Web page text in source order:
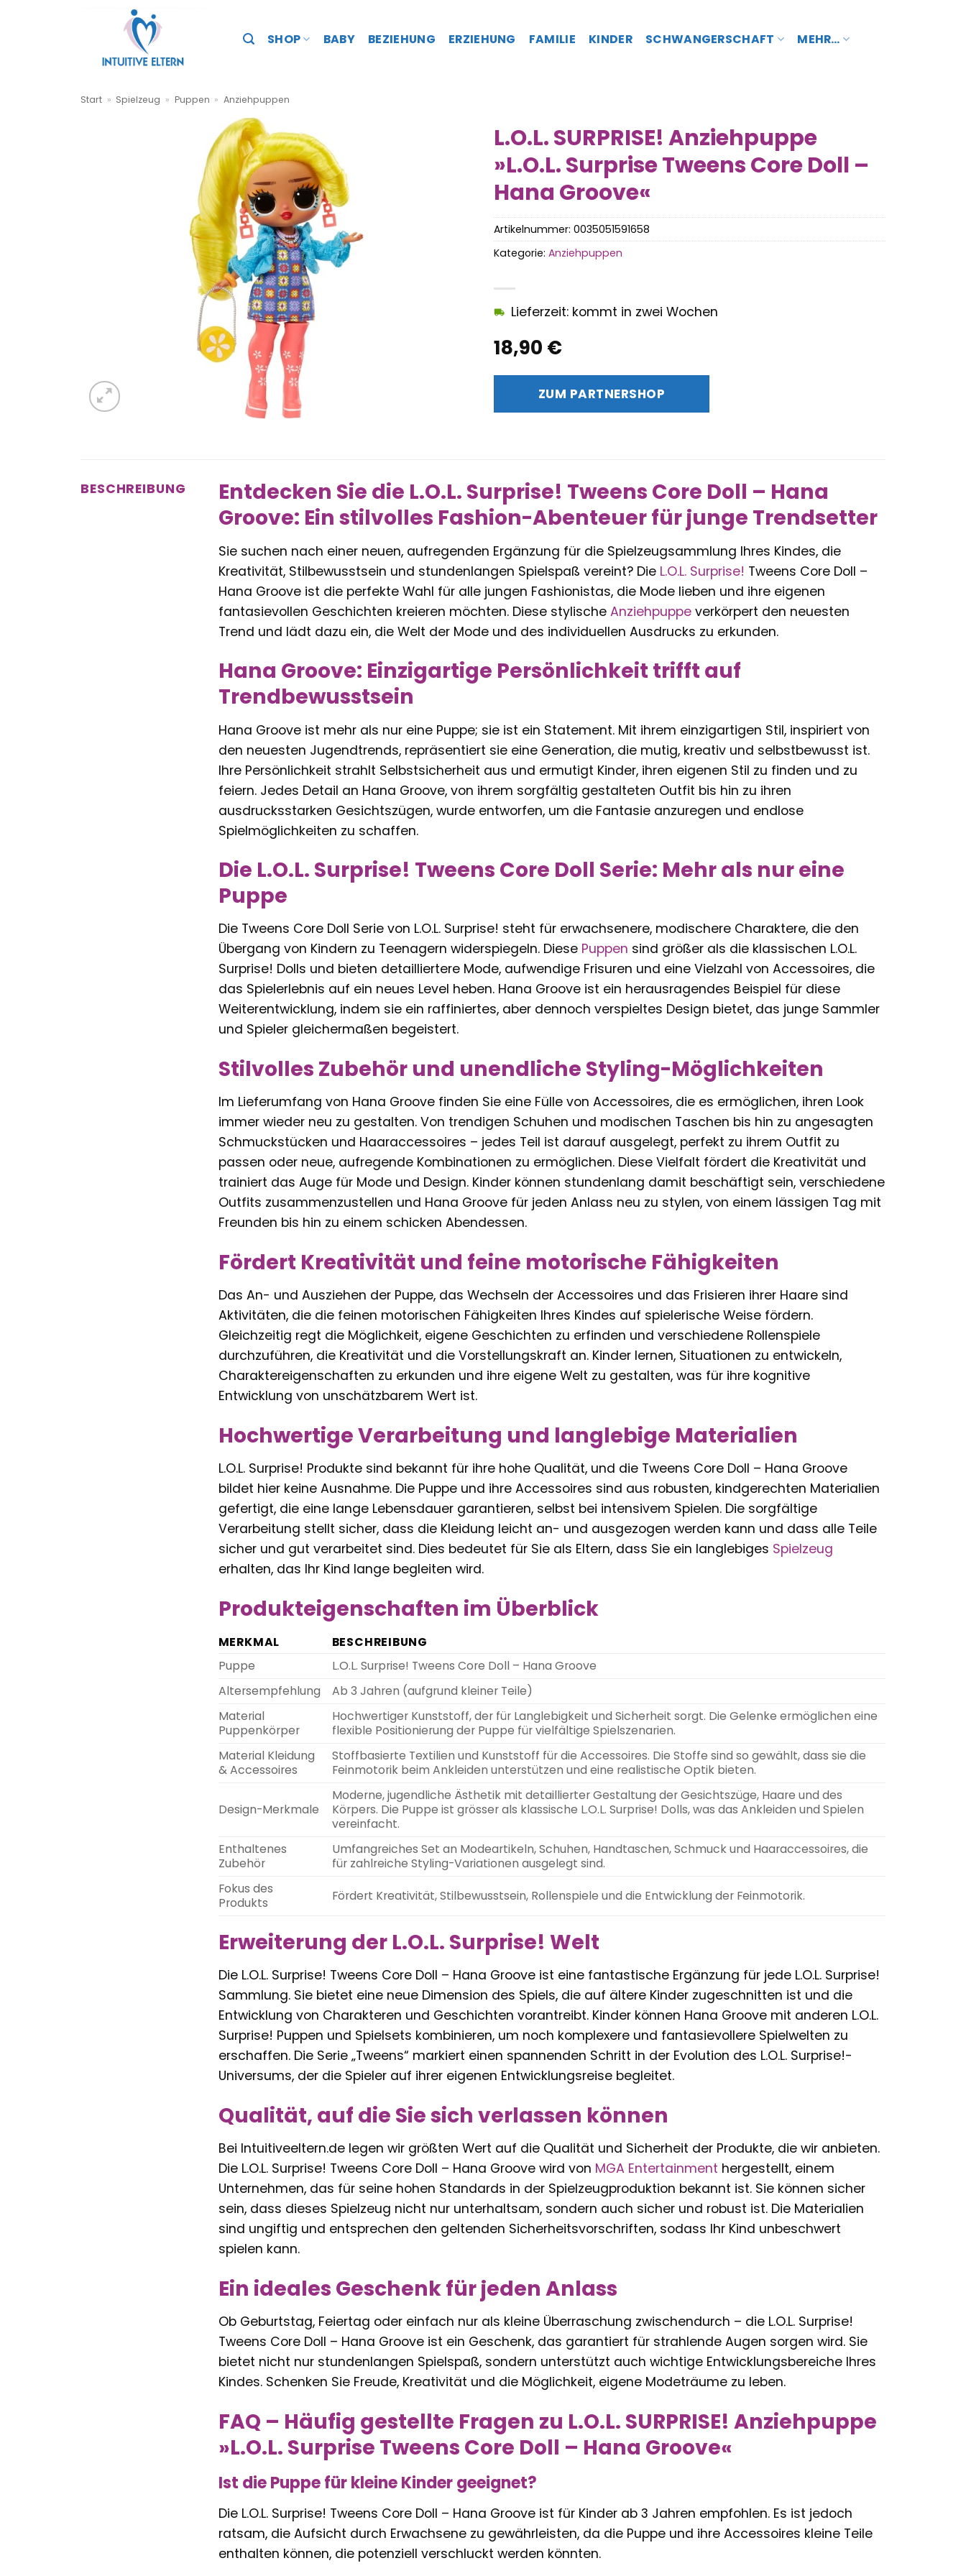
SHOP BABY BEZIEHUNG ERZIEHUNG FAMILIE KINDER SCHWANGERSCHAFT MEHR…
Start » Spielzeug » Puppen » Anziehpuppen
L.O.L. SURPRISE! Anziehpuppe
»L.O.L. Surprise Tweens Core Doll –
Hana Groove«
18,90 €
Lieferzeit: kommt in zwei Wochen
ZUM PARTNERSHOP
Artikelnummer: 0035051591658
Kategorie: Anziehpuppen
BESCHREIBUNG
Entdecken Sie die L.O.L. Surprise! Tweens Core Doll – Hana
Groove: Ein stilvolles Fashion-Abenteuer für junge Trendsetter
Sie suchen nach einer neuen, aufregenden Ergänzung für die Spielzeugsammlung Ihres Kindes, die
Kreativität, Stilbewusstsein und stundenlangen Spielspaß vereint? Die L.O.L. Surprise! Tweens Core Doll –
Hana Groove ist die perfekte Wahl für alle jungen Fashionistas, die Mode lieben und ihre eigenen
fantasievollen Geschichten kreieren möchten. Diese stylische Anziehpuppeverkörpert den neuesten
Trend und lädt dazu ein, die Welt der Mode und des individuellen Ausdrucks zu erkunden.
Hana Groove: Einzigartige Persönlichkeit trifft auf
Trendbewusstsein
Hana Groove ist mehr als nur eine Puppe; sie ist ein Statement. Mit ihrem einzigartigen Stil, inspiriert von
den neuesten Jugendtrends, repräsentiert sie eine Generation, die mutig, kreativ und selbstbewusst ist.
Ihre Persönlichkeit strahlt Selbstsicherheit aus und ermutigt Kinder, ihren eigenen Stil zu finden und zu
feiern. Jedes Detail an Hana Groove, von ihrem sorgfältig gestalteten Outfit bis hin zu ihren
ausdrucksstarken Gesichtszügen, wurde entworfen, um die Fantasie anzuregen und endlose
Spielmöglichkeiten zu schaffen.
Die L.O.L. Surprise! Tweens Core Doll Serie: Mehr als nur eine
Puppe
Die Tweens Core Doll Serie von L.O.L. Surprise! steht für erwachsenere, modischere Charaktere, die den
Übergang von Kindern zu Teenagern widerspiegeln. Diese Puppen sind größer als die klassischen L.O.L.
Surprise! Dolls und bieten detailliertere Mode, aufwendige Frisuren und eine Vielzahl von Accessoires, die
das Spielerlebnis auf ein neues Level heben. Hana Groove ist ein herausragendes Beispiel für diese
Weiterentwicklung, indem sie ein raffiniertes, aber dennoch verspieltes Design bietet, das junge Sammler
und Spieler gleichermaßen begeistert.
Stilvolles Zubehör und unendliche Styling-Möglichkeiten
Im Lieferumfang von Hana Groove finden Sie eine Fülle von Accessoires, die es ermöglichen, ihren Look
immer wieder neu zu gestalten. Von trendigen Schuhen und modischen Taschen bis hin zu angesagten
Schmuckstücken und Haaraccessoires – jedes Teil ist darauf ausgelegt, perfekt zu ihrem Outfit zu
passen oder neue, aufregende Kombinationen zu ermöglichen. Diese Vielfalt fördert die Kreativität und
trainiert das Auge für Mode und Design. Kinder können stundenlang damit beschäftigt sein, verschiedene
Outfits zusammenzustellen und Hana Groove für jeden Anlass neu zu stylen, von einem lässigen Tag mit
Freunden bis hin zu einem schicken Abendessen.
Fördert Kreativität und feine motorische Fähigkeiten
Das An- und Ausziehen der Puppe, das Wechseln der Accessoires und das Frisieren ihrer Haare sind
Aktivitäten, die die feinen motorischen Fähigkeiten Ihres Kindes auf spielerische Weise fördern.
Gleichzeitig regt die Möglichkeit, eigene Geschichten zu erfinden und verschiedene Rollenspiele
durchzuführen, die Kreativität und die Vorstellungskraft an. Kinder lernen, Situationen zu entwickeln,
Charaktereigenschaften zu erkunden und ihre eigene Welt zu gestalten, was für ihre kognitive
Entwicklung von unschätzbarem Wert ist.
Hochwertige Verarbeitung und langlebige Materialien
L.O.L. Surprise! Produkte sind bekannt für ihre hohe Qualität, und die Tweens Core Doll – Hana Groove
bildet hier keine Ausnahme. Die Puppe und ihre Accessoires sind aus robusten, kindgerechten Materialien
gefertigt, die eine lange Lebensdauer garantieren, selbst bei intensivem Spielen. Die sorgfältige
Verarbeitung stellt sicher, dass die Kleidung leicht an- und ausgezogen werden kann und dass alle Teile
sicher und gut verarbeitet sind. Dies bedeutet für Sie als Eltern, dass Sie ein langlebiges Spielzeug
erhalten, das Ihr Kind lange begleiten wird.
Produkteigenschaften im Überblick
MERKMAL
BESCHREIBUNG
Puppe
L.O.L. Surprise! Tweens Core Doll – Hana Groove
Altersempfehlung
Ab 3 Jahren (aufgrund kleiner Teile)
Material
Puppenkörper
Hochwertiger Kunststoff, der für Langlebigkeit und Sicherheit sorgt. Die Gelenke ermöglichen eine
flexible Positionierung der Puppe für vielfältige Spielszenarien.
Material Kleidung
& Accessoires
Stoffbasierte Textilien und Kunststoff für die Accessoires. Die Stoffe sind so gewählt, dass sie die
Feinmotorik beim Ankleiden unterstützen und eine realistische Optik bieten.
Design-Merkmale
Moderne, jugendliche Ästhetik mit detaillierter Gestaltung der Gesichtszüge, Haare und des
Körpers. Die Puppe ist grösser als klassische L.O.L. Surprise! Dolls, was das Ankleiden und Spielen
vereinfacht.
Enthaltenes
Zubehör
Umfangreiches Set an Modeartikeln, Schuhen, Handtaschen, Schmuck und Haaraccessoires, die
für zahlreiche Styling-Variationen ausgelegt sind.
Fokus des
Produkts
Fördert Kreativität, Stilbewusstsein, Rollenspiele und die Entwicklung der Feinmotorik.
Erweiterung der L.O.L. Surprise! Welt
Die L.O.L. Surprise! Tweens Core Doll – Hana Groove ist eine fantastische Ergänzung für jede L.O.L. Surprise!
Sammlung. Sie bietet eine neue Dimension des Spiels, die auf ältere Kinder zugeschnitten ist und die
Entwicklung von Charakteren und Geschichten vorantreibt. Kinder können Hana Groove mit anderen L.O.L.
Surprise! Puppen und Spielsets kombinieren, um noch komplexere und fantasievollere Spielwelten zu
erschaffen. Die Serie „Tweens“ markiert einen spannenden Schritt in der Evolution des L.O.L. Surprise!-
Universums, der die Spieler auf ihrer eigenen Entwicklungsreise begleitet.
Qualität, auf die Sie sich verlassen können
Bei Intuitiveeltern.de legen wir größten Wert auf die Qualität und Sicherheit der Produkte, die wir anbieten.
Die L.O.L. Surprise! Tweens Core Doll – Hana Groove wird von MGA Entertainment hergestellt, einem
Unternehmen, das für seine hohen Standards in der Spielzeugproduktion bekannt ist. Sie können sicher
sein, dass dieses Spielzeug nicht nur unterhaltsam, sondern auch sicher und robust ist. Die Materialien
sind ungiftig und entsprechen den geltenden Sicherheitsvorschriften, sodass Ihr Kind unbeschwert
spielen kann.
Ein ideales Geschenk für jeden Anlass
Ob Geburtstag, Feiertag oder einfach nur als kleine Überraschung zwischendurch – die L.O.L. Surprise!
Tweens Core Doll – Hana Groove ist ein Geschenk, das garantiert für strahlende Augen sorgen wird. Sie
bietet nicht nur stundenlangen Spielspaß, sondern unterstützt auch wichtige Entwicklungsbereiche Ihres
Kindes. Schenken Sie Freude, Kreativität und die Möglichkeit, eigene Modeträume zu leben.
FAQ – Häufig gestellte Fragen zu L.O.L. SURPRISE! Anziehpuppe
»L.O.L. Surprise Tweens Core Doll – Hana Groove«
Ist die Puppe für kleine Kinder geeignet?
Die L.O.L. Surprise! Tweens Core Doll – Hana Groove ist für Kinder ab 3 Jahren empfohlen. Es ist jedoch
ratsam, die Aufsicht durch Erwachsene zu gewährleisten, da die Puppe und ihre Accessoires kleine Teile
enthalten können, die potenziell verschluckt werden könnten.